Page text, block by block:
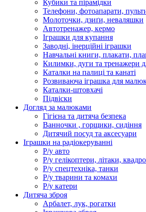
Кубики та пірамідки
Телефони, фотоапарати,
Молоточки, дзиґи, неваляшки
Автотренажер, кермо
Іграшки для купання
Заводні, інерційні іграшки
Навчальні книги, плакати,
Килимки, дуги та тренажери
Каталки на палиці та канаті
Розвиваюча іграшка для
Каталки-штовхачі
Підвіски
Догляд за малюками
Гігієна та дитяча безпека
Ванночки , горщики, сидіння
Дитячий посуд та аксесуари
Іграшки на радіокеруванні
Р/у авто
Р/у гелікоптери, літаки,
Р/у спецтехніка, танки
Р/у тварини та комахи
Р/у катери
Дитяча зброя
Арбалет, лук, рогатки